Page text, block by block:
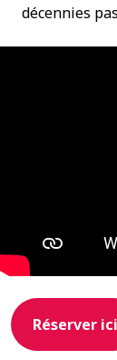
décennies
Réserver ici